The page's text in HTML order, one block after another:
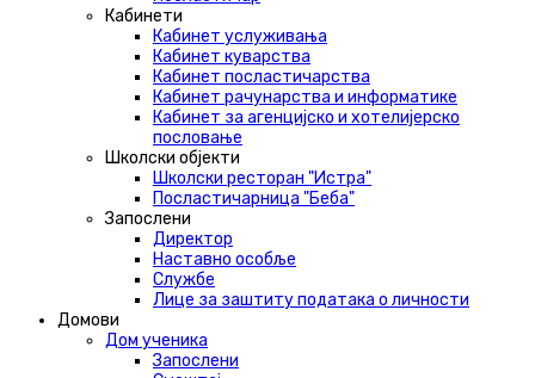
Кабинети
Кабинет услуживања
Кабинет куварства
Кабинет посластичарства
Кабинет рачунарства и информатике
Кабинет за агенцијско и хотелијерско
пословање
Школски објекти
Школски ресторан "Истра"
Посластичарница "Беба"
Запослени
Директор
Наставно особље
Службе
Лице за заштиту података о личности
Домови
Дом ученика
Запослени